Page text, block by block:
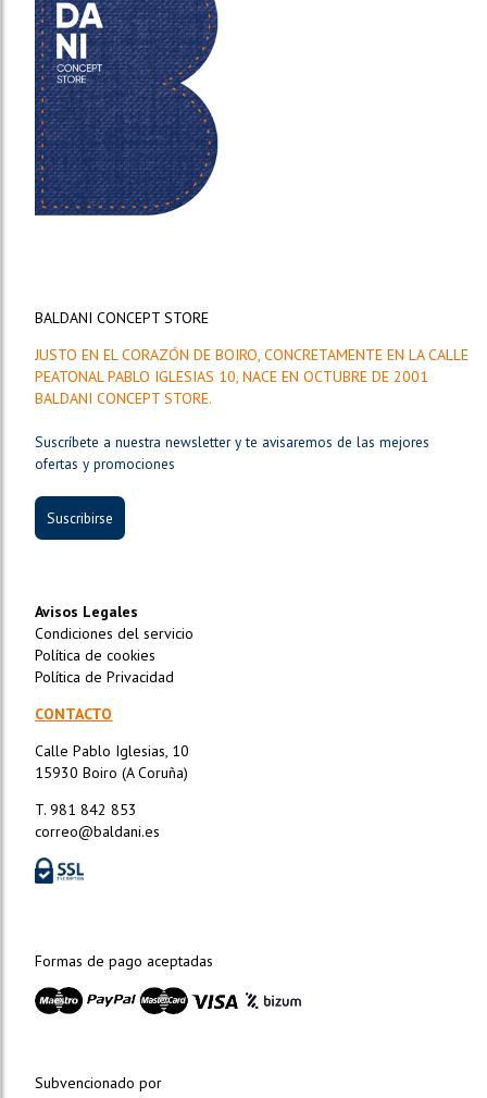
BALDANI CONCEPT STORE
JUSTO EN EL CORAZÓN DE BOIRO, CONCRETAMENTE EN LA CALLE
PEATONAL PABLO IGLESIAS 10, NACE EN OCTUBRE DE 2001
BALDANI CONCEPT STORE.
Suscríbete a nuestra newsletter y te avisaremos de las mejores
ofertas y promociones
Suscribirse
Avisos Legales
Condiciones del servicio
Política de cookies
Política de Privacidad
CONTACTO
Calle Pablo Iglesias, 10
15930 Boiro (A Coruña)
T. 981 842 853
correo@baldani.es
Formas de pago aceptadas
Subvencionado por